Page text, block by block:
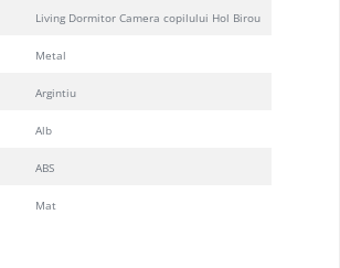
Living Dormitor Camera copilului Hol Birou
Metal
Argintiu
Alb
ABS
Mat